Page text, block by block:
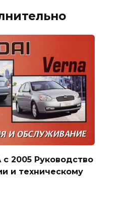
с 2005 Руководство
и техническому